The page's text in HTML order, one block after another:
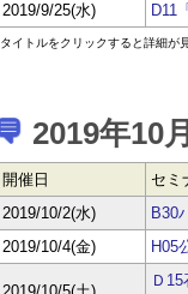
2019/9/25(水)
D11
タイトルをクリックすると詳細が
2019年10
開催日
セミ
2019/10/2(水)
B30
2019/10/4(金)
H05
Ｄ